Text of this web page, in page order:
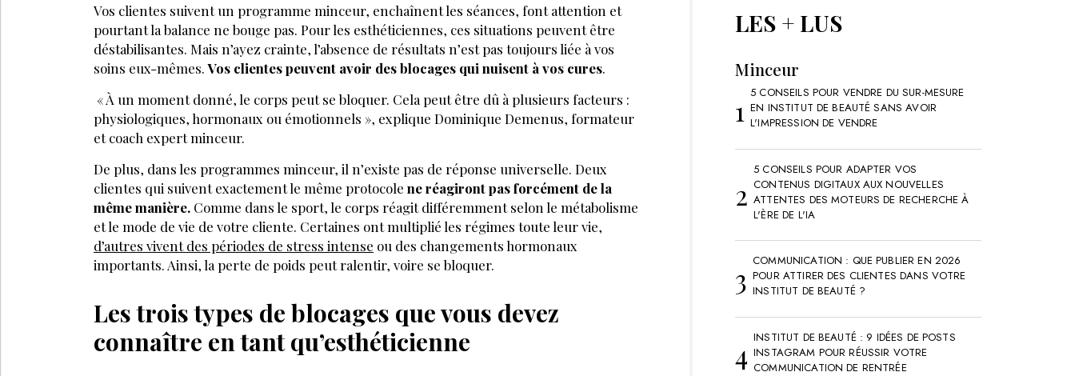
Vos clientes suivent un programme minceur, enchaînent les séances, font attention et
pourtant la balance ne bouge pas. Pour les esthéticiennes, ces situations peuvent être
déstabilisantes. Mais n’ayez crainte, l’absence de résultats n’est pas toujours liée à vos
soins eux-mêmes.Vos clientes peuvent avoir des blocages qui nuisent à vos cures.
« À un moment donné, le corps peut se bloquer. Cela peut être dû à plusieurs facteurs :
physiologiques, hormonaux ou émotionnels », explique Dominique Demenus, formateur
et coach expert minceur.
De plus, dans les programmes minceur, il n’existe pas de réponse universelle. Deux
clientes qui suivent exactement le même protocole ne réagiront pas forcément de la
même manière. Comme dans le sport, le corps réagit différemment selon le métabolisme
et le mode de vie de votre cliente. Certaines ont multiplié les régimes toute leur vie,
d’autres vivent des périodes de stress intense ou des changements hormonaux
importants. Ainsi, la perte de poids peut ralentir, voire se bloquer.
Les trois types de blocages que vous devez
connaître en tant qu’esthéticienne
LES + LUS
Minceur
5 CONSEILS POUR VENDRE DU SUR-MESURE
EN INSTITUT DE BEAUTÉ SANS AVOIR
L'IMPRESSION DE VENDRE
5 CONSEILS POUR ADAPTER VOS
CONTENUS DIGITAUX AUX NOUVELLES
ATTENTES DES MOTEURS DE RECHERCHE À
L'ÈRE DE L'IA
COMMUNICATION : QUE PUBLIER EN 2026
POUR ATTIRER DES CLIENTES DANS VOTRE
INSTITUT DE BEAUTÉ ?
INSTITUT DE BEAUTÉ : 9 IDÉES DE POSTS
INSTAGRAM POUR RÉUSSIR VOTRE
COMMUNICATION DE RENTRÉE